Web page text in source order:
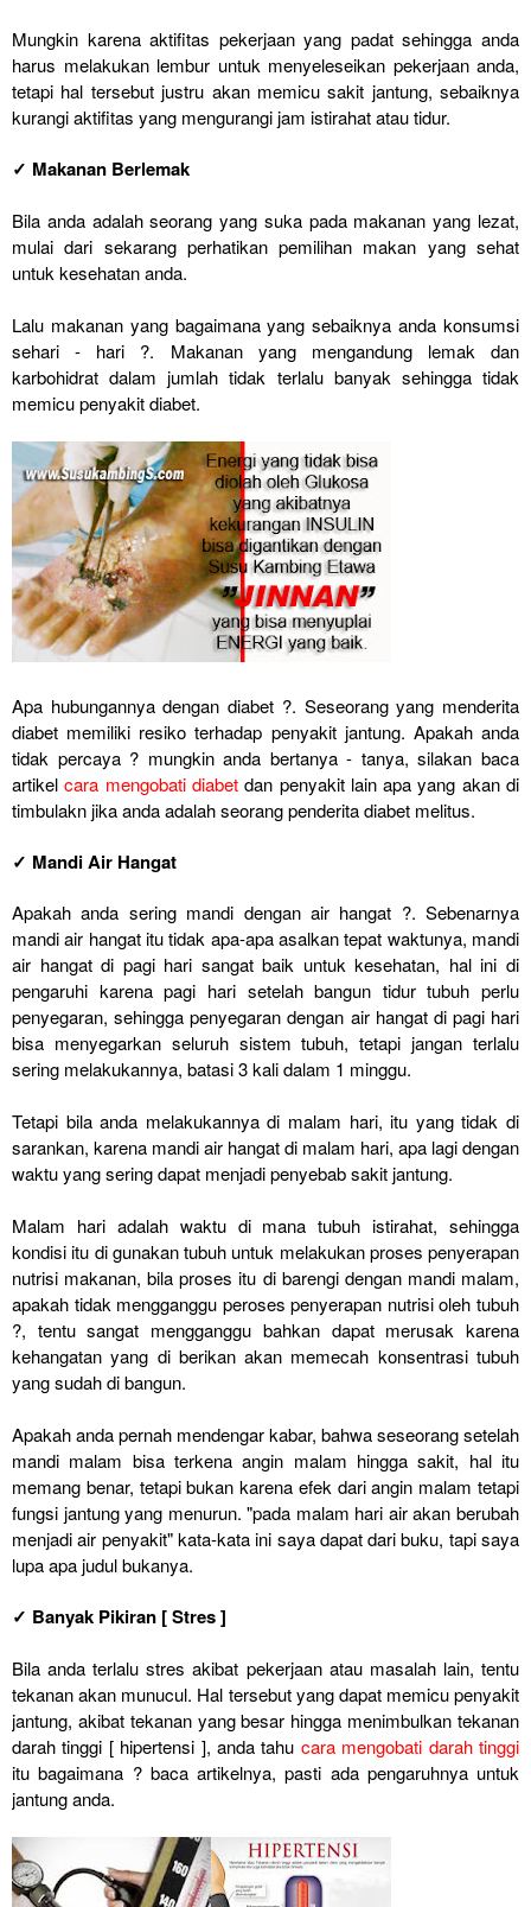
Mungkin karena aktifitas pekerjaan yang padat sehingga anda
harus melakukan lembur untuk menyeleseikan pekerjaan anda,
tetapi hal tersebut justru akan memicu sakit jantung, sebaiknya
kurangi aktifitas yang mengurangi jam istirahat atau tidur.
✓ Makanan Berlemak
Bila anda adalah seorang yang suka pada makanan yang lezat,
mulai dari sekarang perhatikan pemilihan makan yang sehat
untuk kesehatan anda.
Lalu makanan yang bagaimana yang sebaiknya anda konsumsi
sehari - hari ?. Makanan yang mengandung lemak dan
karbohidrat dalam jumlah tidak terlalu banyak sehingga tidak
memicu penyakit diabet.
Apa hubungannya dengan diabet ?. Seseorang yang menderita
diabet memiliki resiko terhadap penyakit jantung. Apakah anda
tidak percaya ? mungkin anda bertanya - tanya, silakan baca
artikelcara mengobati diabetdan penyakit lain apa yang akan di
timbulakn jika anda adalah seorang penderita diabet melitus.
✓ Mandi Air Hangat
Apakah anda sering mandi dengan air hangat ?. Sebenarnya
mandi air hangat itu tidak apa-apa asalkan tepat waktunya, mandi
air hangat di pagi hari sangat baik untuk kesehatan, hal ini di
pengaruhi karena pagi hari setelah bangun tidur tubuh perlu
penyegaran, sehingga penyegaran dengan air hangat di pagi hari
bisa menyegarkan seluruh sistem tubuh, tetapi jangan terlalu
sering melakukannya, batasi 3 kali dalam 1 minggu.
Tetapi bila anda melakukannya di malam hari, itu yang tidak di
sarankan, karena mandi air hangat di malam hari, apa lagi dengan
waktu yang sering dapat menjadi penyebab sakit jantung.
Malam hari adalah waktu di mana tubuh istirahat, sehingga
kondisi itu di gunakan tubuh untuk melakukan proses penyerapan
nutrisi makanan, bila proses itu di barengi dengan mandi malam,
apakah tidak mengganggu peroses penyerapan nutrisi oleh tubuh
?, tentu sangat mengganggu bahkan dapat merusak karena
kehangatan yang di berikan akan memecah konsentrasi tubuh
yang sudah di bangun.
Apakah anda pernah mendengar kabar, bahwa seseorang setelah
mandi malam bisa terkena angin malam hingga sakit, hal itu
memang benar, tetapi bukan karena efek dari angin malam tetapi
fungsi jantung yang menurun. "pada malam hari air akan berubah
menjadi air penyakit" kata-kata ini saya dapat dari buku, tapi saya
lupa apa judul bukanya.
✓ Banyak Pikiran [ Stres ]
Bila anda terlalu stres akibat pekerjaan atau masalah lain, tentu
tekanan akan munucul. Hal tersebut yang dapat memicu penyakit
jantung, akibat tekanan yang besar hingga menimbulkan tekanan
darah tinggi [ hipertensi ], anda tahu cara mengobati darah tinggi
itu bagaimana ? baca artikelnya, pasti ada pengaruhnya untuk
jantung anda.